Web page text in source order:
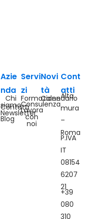
Azie
nda
Chi
siamo
Contatti
Newsletter
Blog
Servi
zi
Formazione
Consulenza
Lavora
con
noi
Novi
tà
Calendario
Cont
atti
Alta
mura
–
Roma
P.IVA
IT
08154
6207
21
+39
080
310